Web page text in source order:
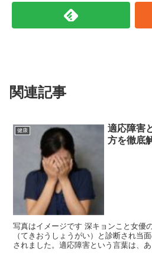
関連記事
健康
適応障害
方を徹底
写真はイメージです 深キョンこと女優
（てきおうしょうがい）と診断され当
されました。適応障害という言葉は、